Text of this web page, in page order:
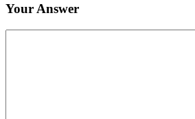
Your Answer